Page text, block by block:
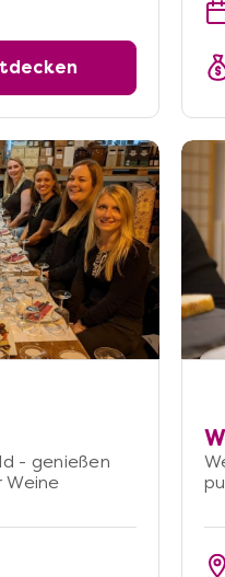
- genießen
Weine